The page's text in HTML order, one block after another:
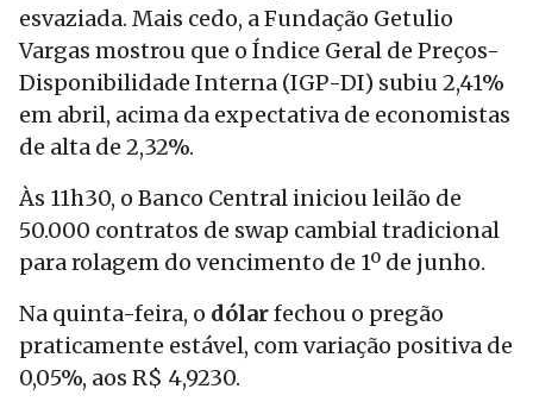
esvaziada. Mais cedo, a Fundação Getulio
Vargas mostrou que o Índice Geral de Preços-
Disponibilidade Interna (IGP-DI) subiu 2,41%
em abril, acima da expectativa de economistas
de alta de 2,32%.
Às 11h30, o Banco Central iniciou leilão de
50.000 contratos de swap cambial tradicional
para rolagem do vencimento de 1º de junho.
Na quinta-feira, o dólarfechou o pregão
praticamente estável, com variação positiva de
0,05%, aos R$ 4,9230.